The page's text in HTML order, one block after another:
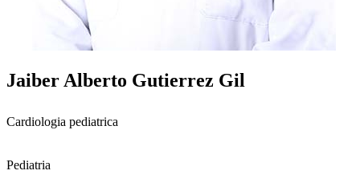
Jaiber Alberto Gutierrez Gil
Cardiologia pediatrica
Pediatria